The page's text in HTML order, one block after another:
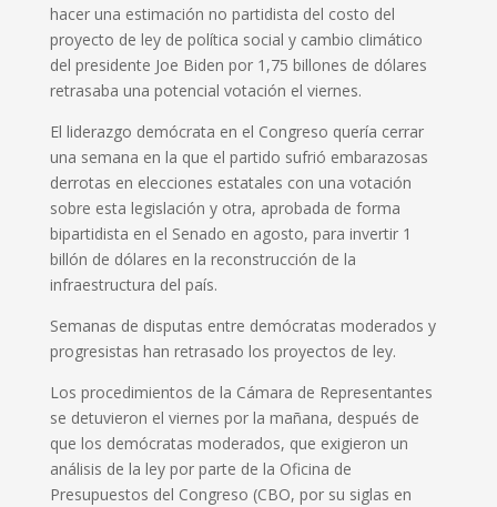
hacer una estimación no partidista del costo del
proyecto de ley de política social y cambio climático
del presidente Joe Biden por 1,75 billones de dólares
retrasaba una potencial votación el viernes.
El liderazgo demócrata en el Congreso quería cerrar
una semana en la que el partido sufrió embarazosas
derrotas en elecciones estatales con una votación
sobre esta legislación y otra, aprobada de forma
bipartidista en el Senado en agosto, para invertir 1
billón de dólares en la reconstrucción de la
infraestructura del país.
Semanas de disputas entre demócratas moderados y
progresistas han retrasado los proyectos de ley.
Los procedimientos de la Cámara de Representantes
se detuvieron el viernes por la mañana, después de
que los demócratas moderados, que exigieron un
análisis de la ley por parte de la Oficina de
Presupuestos del Congreso (CBO, por su siglas en